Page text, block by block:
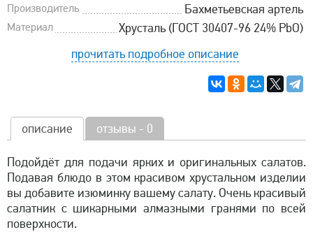
Производитель Бахметьевская артель
Материал
Хрусталь (ГОСТ 30407-96 24% PbO)
прочитать подробное описание
описание отзывы - 0
Подойдёт для подачи ярких и оригинальных салатов.
Подавая блюдо в этом красивом хрустальном изделии
вы добавите изюминку вашему салату. Очень красивый
салатник с шикарными алмазными гранями по всей
поверхности.